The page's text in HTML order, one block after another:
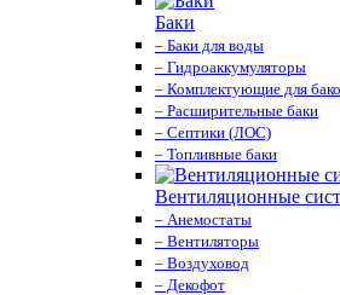
Баки
– Баки для воды
– Гидроаккумуляторы
– Комплектующие для
– Расширительные баки
– Септики (ЛОС)
– Топливные баки
Вентиляционные
– Анемостаты
– Вентиляторы
– Воздуховод
– Декофот